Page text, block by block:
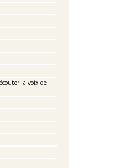
la voix de